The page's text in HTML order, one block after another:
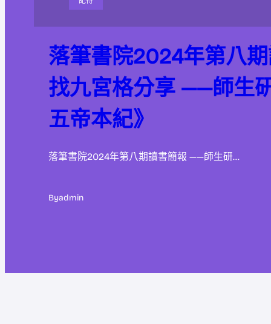
落筆書院2024年第八
找九宮格分享 ——師生
五帝本紀》
落筆書院2024年第八期讀書簡報 ——師生研…
Byadmin